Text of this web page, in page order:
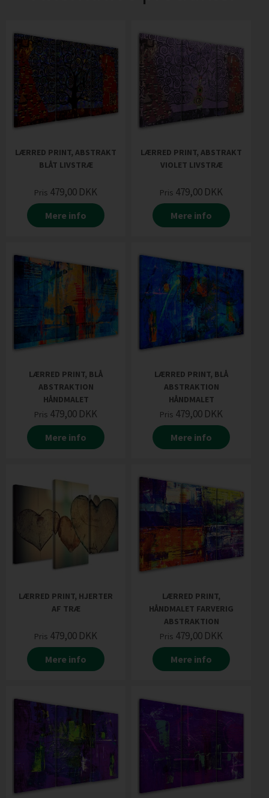
LÆRRED PRINT, ABSTRAKT
BLÅT LIVSTRÆ
Pris 479,00 DKK
Mere info
LÆRRED PRINT, ABSTRAKT
VIOLET LIVSTRÆ
Pris 479,00 DKK
Mere info
LÆRRED PRINT, BLÅ
ABSTRAKTION
HÅNDMALET
Pris 479,00 DKK
Mere info
LÆRRED PRINT, BLÅ
ABSTRAKTION
HÅNDMALET
Pris 479,00 DKK
Mere info
LÆRRED PRINT, HJERTER
AF TRÆ
Pris 479,00 DKK
Mere info
LÆRRED PRINT,
HÅNDMALET FARVERIG
ABSTRAKTION
Pris 479,00 DKK
Mere info